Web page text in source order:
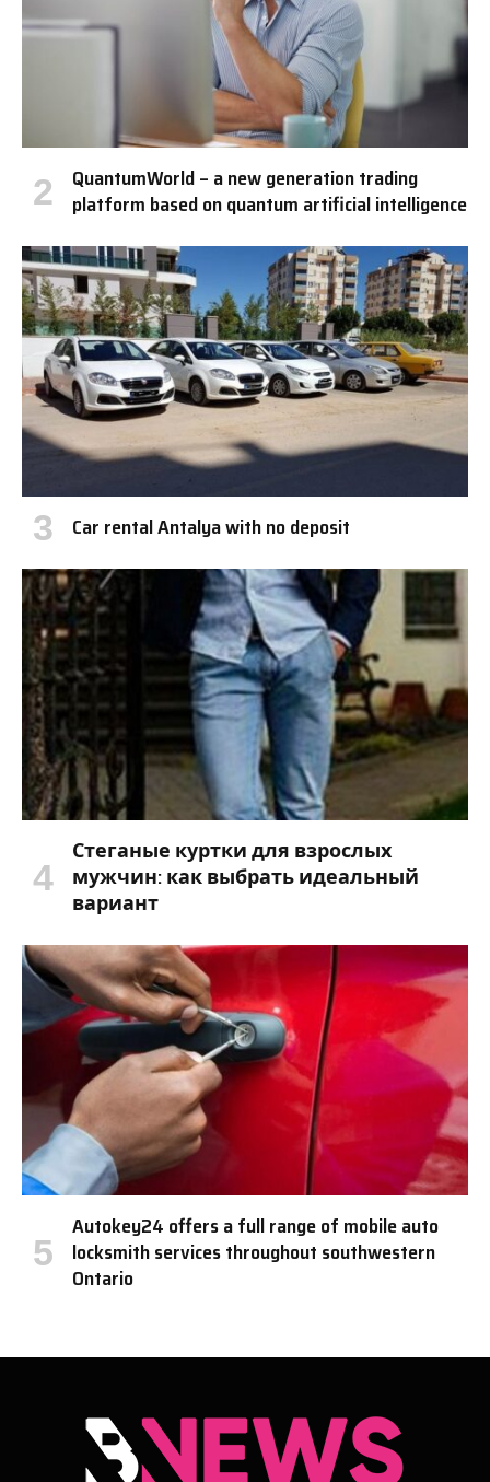
QuantumWorld – a new generation trading
platform based on quantum artificial intelligence
Car rental Antalya with no deposit
Стеганые куртки для взрослых
мужчин: как выбрать идеальный
вариант
Autokey24 offers a full range of mobile auto
locksmith services throughout southwestern
Ontario